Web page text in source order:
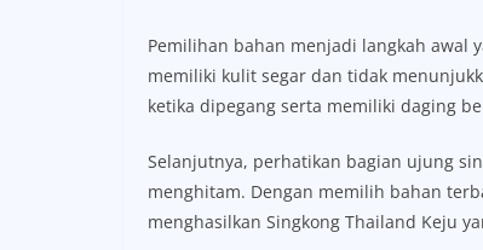
Pemilihan bahan menjadi langkah awal
memiliki kulit segar dan tidak
ketika dipegang serta memiliki daging
Selanjutnya, perhatikan bagian ujung
menghitam. Dengan memilih bahan
menghasilkan Singkong Thailand Keju